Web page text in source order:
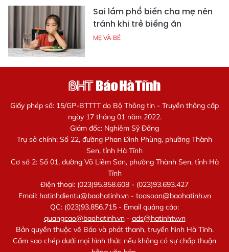
Sai lầm phổ biến cha mẹ nên
tránh khi trẻ biếng ăn
MẸ VÀ BÉ
Giấy phép số: 15/GP-BTTTT do Bộ Thông tin - Truyền thông cấp
ngày 17 tháng 01 năm 2022.
Giám đốc: Nghiêm Sỹ Đống
Trụ sở chính: Số 22, đường Phan Đình Phùng, phường Thành
Sen, tỉnh Hà Tĩnh
Cơ sở 2: Số 01, đường Võ Liêm Sơn, phường Thành Sen, tỉnh Hà
Tĩnh
Điện thoại: (023)95.858.608 - (023)93.693.427
Email: hatinhdientu@baohatinh.vn- toasoan@baohatinh.vn
QC: (023)93.856.715 - Email quảng cáo:
quangcao@baohatinh.vn- ads@hatinhtv.vn
Bản quyền thuộc về Báo và phát thanh, truyền hình Hà Tĩnh.
Cấm sao chép dưới mọi hình thức nếu không có sự chấp thuận